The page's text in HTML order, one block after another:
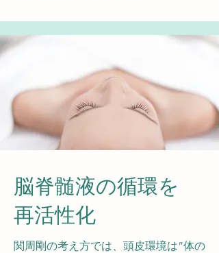
​脳脊髄液の循環を
​再活性化
関周剛の考え方では、頭皮環境は”体の